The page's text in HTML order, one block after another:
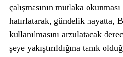
çalışmasının mutlaka
hatırlatarak, gündelik hayatta,
kullanılmasını arzulatacak
şeye yakıştırıldığına tanık